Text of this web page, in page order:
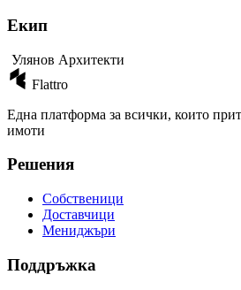
Екип
Улянов Архитекти
Flattro
Една платформа за всички, които
имоти
Решения
Собственици
Доставчици
Мениджъри
Поддръжка